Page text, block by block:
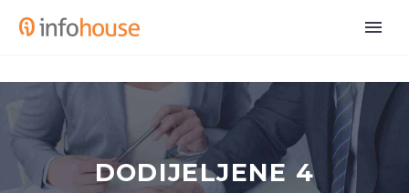
DODIJELJENE 4